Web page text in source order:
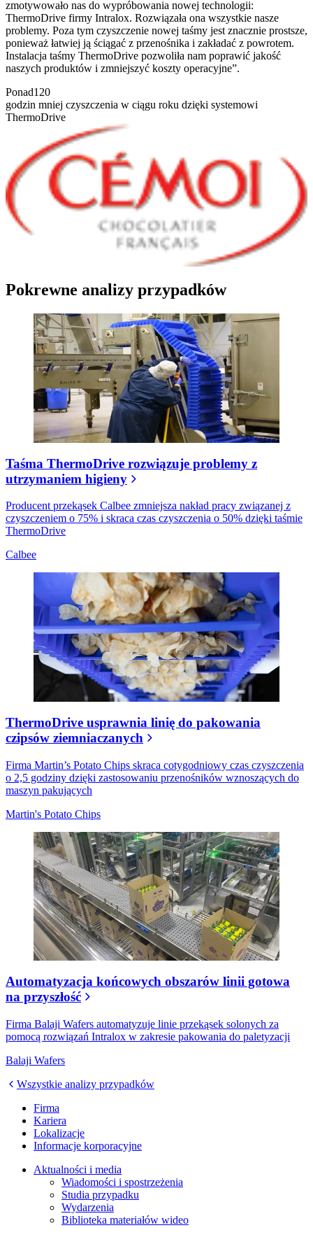
zmotywowało nas do wypróbowania nowej technologii:
ThermoDrive firmy Intralox. Rozwiązała ona wszystkie nasze
problemy. Poza tym czyszczenie nowej taśmy jest znacznie prostsze,
ponieważ łatwiej ją ściągać z przenośnika i zakładać z powrotem.
Instalacja taśmy ThermoDrive pozwoliła nam poprawić jakość
naszych produktów i zmniejszyć koszty operacyjne”.
Ponad120
godzin mniej czyszczenia w ciągu roku dzięki systemowi
ThermoDrive
Pokrewne analizy przypadków
Taśma ThermoDrive rozwiązuje problemy z
utrzymaniem higieny
Producent przekąsek Calbee zmniejsza nakład pracy związanej z
czyszczeniem o 75% i skraca czas czyszczenia o 50% dzięki taśmie
ThermoDrive
Calbee
ThermoDrive usprawnia linię do pakowania
czipsów ziemniaczanych
Firma Martin’s Potato Chips skraca cotygodniowy czas czyszczenia
o 2,5 godziny dzięki zastosowaniu przenośników wznoszących do
maszyn pakujących
Martin's Potato Chips
Automatyzacja końcowych obszarów linii gotowa
na przyszłość
Firma Balaji Wafers automatyzuje linie przekąsek solonych za
pomocą rozwiązań Intralox w zakresie pakowania do paletyzacji
Balaji Wafers
Wszystkie analizy przypadków
Firma
Kariera
Lokalizacje
Informacje korporacyjne
Aktualności i media
Wiadomości i spostrzeżenia
Studia przypadku
Wydarzenia
Biblioteka materiałów wideo